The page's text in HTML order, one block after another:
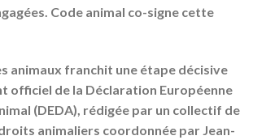
Code animal co-signe cette
animaux franchit une étape décisive
officiel de la Déclaration Européenne
(DEDA), rédigée par un collectif de
animaliers coordonnée par Jean-